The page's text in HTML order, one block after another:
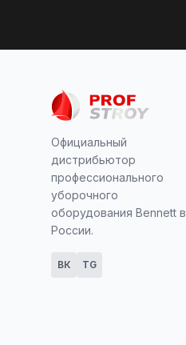
Официальный
дистрибьютор
профессионального
уборочного
оборудования Bennett в
России.
ВК TG